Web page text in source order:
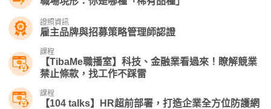
證照資訊
雇主品牌與招募策略管理師認證
課程
【TibaMe職播室】科技、金融業看過來！瞭解競業
禁止條款，找工作不踩雷
課程
【104 talks】HR超前部署，打造企業全方位防護網